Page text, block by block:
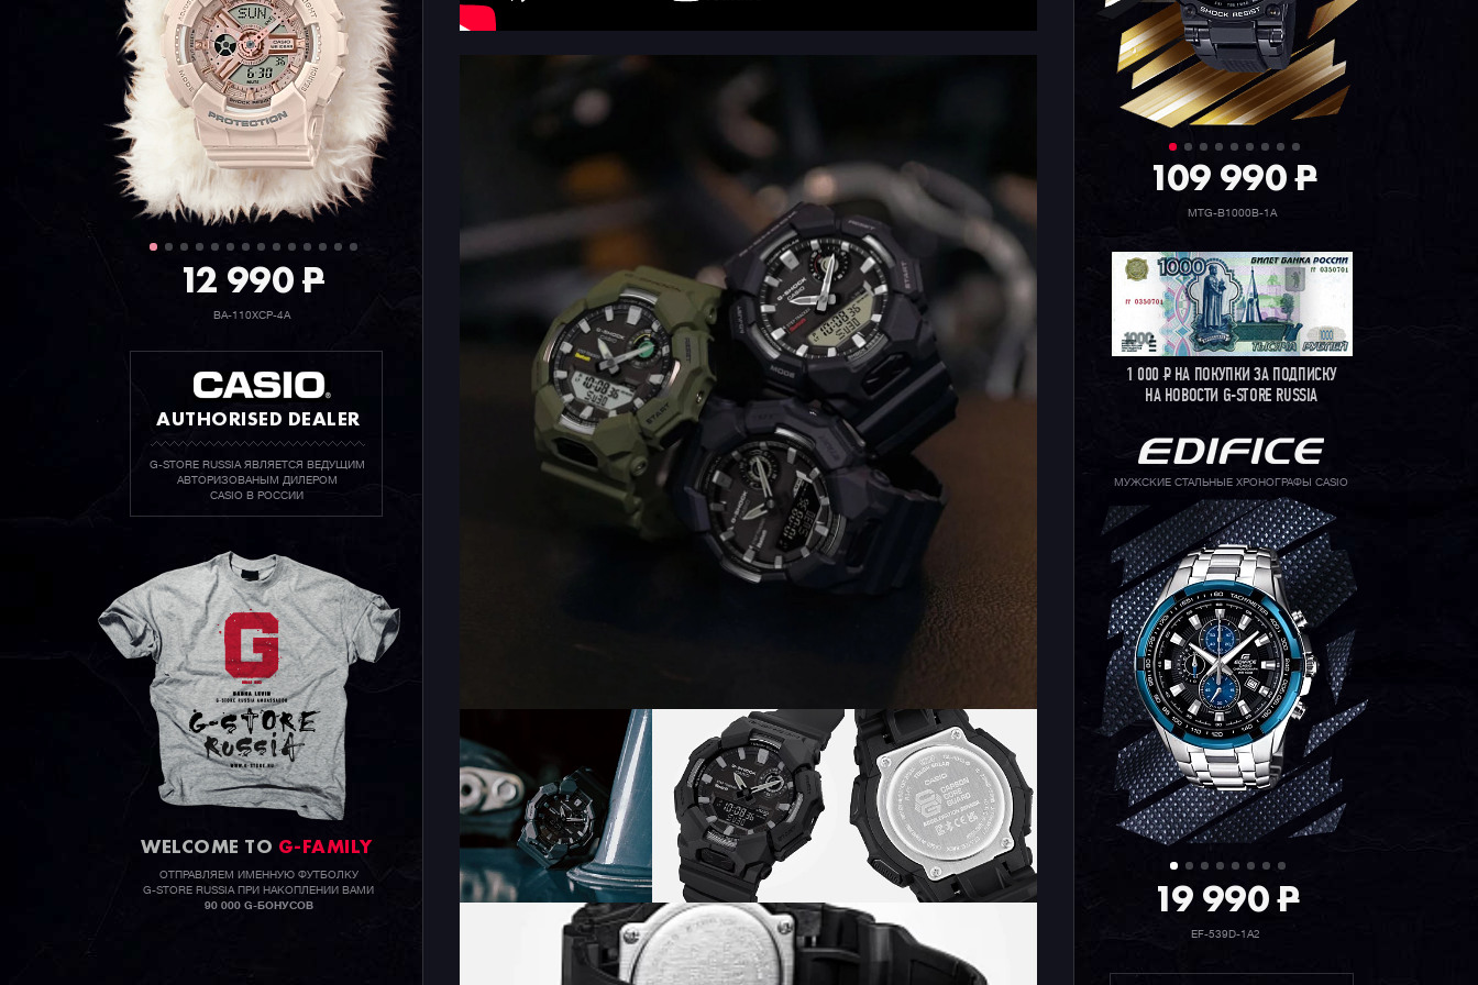
12 990P
BA-110XCP-4A
AUTHORISED DEALER
G-STORE RUSSIA ЯВЛЯЕТСЯ ВЕДУЩИМ
АВТОРИЗОВАНЫМ ДИЛЕРОМ
CASIO В РОССИИ
WELCOME TO G-FAMILY
ОТПРАВЛЯЕМ ИМЕННУЮ ФУТБОЛКУ
G-STORE RUSSIA ПРИ НАКОПЛЕНИИ ВАМИ
90 000 G-БОНУСОВ
109 990P
MTG-B1000B-1A
1 000РНА ПОКУПКИ ЗА ПОДПИСКУ
НА НОВОСТИ G-STORE RUSSIA
МУЖСКИЕ СТАЛЬНЫЕ ХРОНОГРАФЫ CASIO
19 990P
EF-539D-1A2